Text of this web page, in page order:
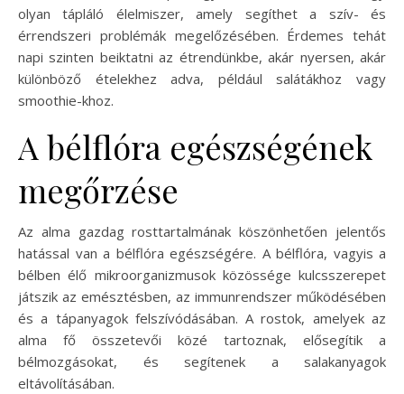
olyan tápláló élelmiszer, amely segíthet a szív- és
érrendszeri problémák megelőzésében. Érdemes tehát
napi szinten beiktatni az étrendünkbe, akár nyersen, akár
különböző ételekhez adva, például salátákhoz vagy
smoothie-khoz.
A bélflóra egészségének
megőrzése
Az alma gazdag rosttartalmának köszönhetően jelentős
hatással van a bélflóra egészségére. A bélflóra, vagyis a
bélben élő mikroorganizmusok közössége kulcsszerepet
játszik az emésztésben, az immunrendszer működésében
és a tápanyagok felszívódásában. A rostok, amelyek az
alma fő összetevői közé tartoznak, elősegítik a
bélmozgásokat, és segítenek a salakanyagok
eltávolításában.